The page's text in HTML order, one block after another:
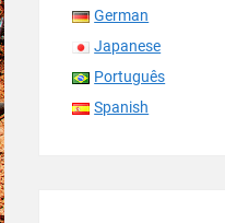
German
Japanese
Português
Spanish